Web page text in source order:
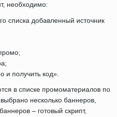
необходимо:
списка добавленный источник
и получить код».
в списке промоматериалов по
несколько баннеров,
– готовый скрипт,